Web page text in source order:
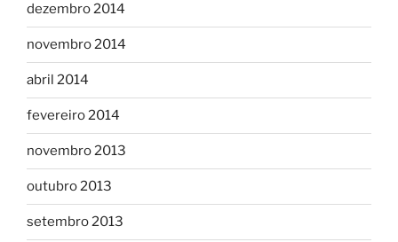
dezembro 2014
novembro 2014
abril 2014
fevereiro 2014
novembro 2013
outubro 2013
setembro 2013